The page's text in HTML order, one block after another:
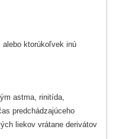
alebo ktorúkoľvek inú
astma, rinitída,
predchádzajúceho
liekov vrátane derivátov